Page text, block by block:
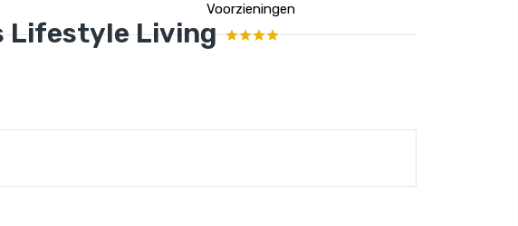
Voorzieningen
Lifestyle Living
Toon de locatie